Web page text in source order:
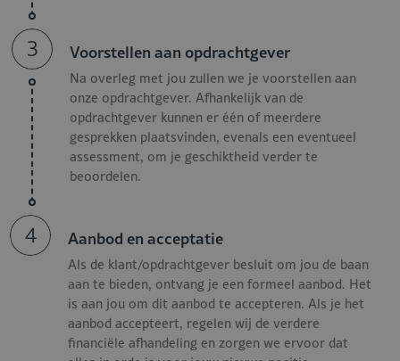
Functiecriteria Floormanager -
Restaurant & Events
Wij zijn opzoek naar iemand met:
Passie voor hospitality en een echte
aanpakkersmentaliteit;
Een inspirerende persoonlijkheid die energie brengt op
de werkvloer;
Ervaring met het aansturen, coachen en ontwikkelen van
(jonge) teams;
Afgeronde bacheloropleiding in hospitality (of
vergelijkbaar);
Leidinggevende ervaring, bij voorkeur binnen de
horeca/hospitality;
Fulltime beschikbaar.
3 Voorstellen aan opdrachtgever
Na overleg met jou zullen we je voorstellen aan
onze opdrachtgever. Afhankelijk van de
opdrachtgever kunnen er één of meerdere
gesprekken plaatsvinden, evenals een eventueel
assessment, om je geschiktheid verder te
beoordelen.
4 Aanbod en acceptatie
Als de klant/opdrachtgever besluit om jou de baan
aan te bieden, ontvang je een formeel aanbod. Het
is aan jou om dit aanbod te accepteren. Als je het
aanbod accepteert, regelen wij de verdere
financiële afhandeling en zorgen we ervoor dat